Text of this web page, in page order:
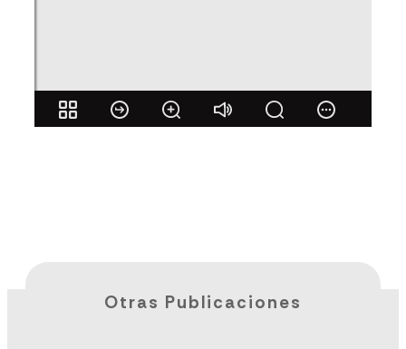
Otras Publicaciones